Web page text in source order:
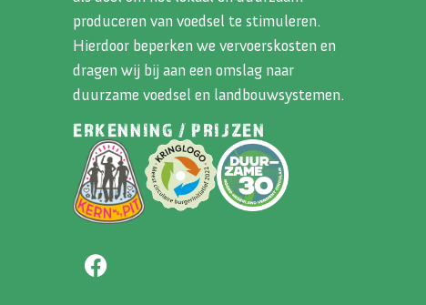
produceren van voedsel te stimuleren.
Hierdoor beperken we vervoerskosten en
dragen wij bij aan een omslag naar
duurzame voedsel en landbouwsystemen.
ERKENNING / PRIJZEN